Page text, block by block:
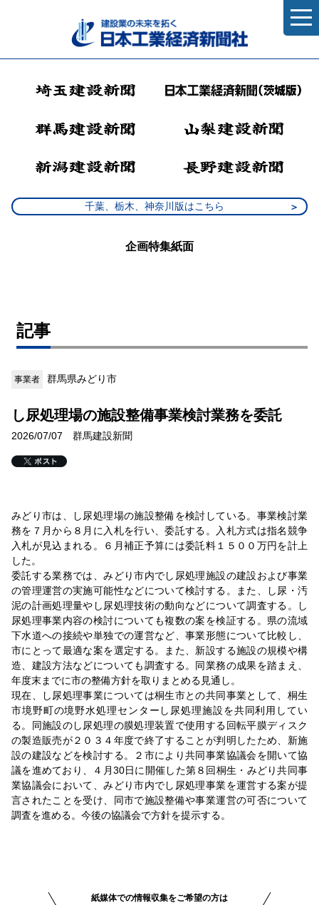
千葉、栃木、神奈川版はこちら
企画特集紙面
記事
事業者 群馬県みどり市
し尿処理場の施設整備事業検討業務を委託
2026/07/07 群馬建設新聞
みどり市は、し尿処理場の施設整備を検討している。事業検討業
務を７月から８月に入札を行い、委託する。入札方式は指名競争
入札が見込まれる。６月補正予算には委託料１５００万円を計上
した。
委託する業務では、みどり市内でし尿処理施設の建設および事業
の管理運営の実施可能性などについて検討する。また、し尿・汚
泥の計画処理量やし尿処理技術の動向などについて調査する。し
尿処理事業内容の検討についても複数の案を検証する。県の流域
下水道への接続や単独での運営など、事業形態について比較し、
市にとって最適な案を選定する。また、新設する施設の規模や構
造、建設方法などについても調査する。同業務の成果を踏まえ、
年度末までに市の整備方針を取りまとめる見通し。
現在、し尿処理事業については桐生市との共同事業として、桐生
市境野町の境野水処理センターし尿処理施設を共同利用してい
る。同施設のし尿処理の膜処理装置で使用する回転平膜ディスク
の製造販売が２０３４年度で終了することが判明したため、新施
設の建設などを検討する。２市により共同事業協議会を開いて協
議を進めており、４月30日に開催した第８回桐生・みどり共同事
業協議会において、みどり市内でし尿処理事業を運営する案が提
言されたことを受け、同市で施設整備や事業運営の可否について
調査を進める。今後の協議会で方針を提示する。
紙媒体での情報収集をご希望の方は